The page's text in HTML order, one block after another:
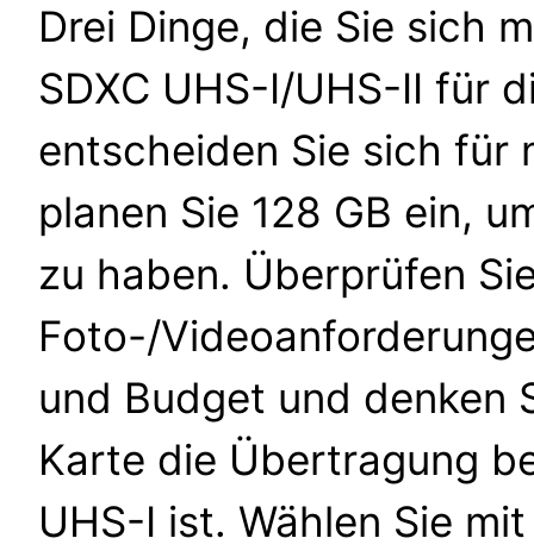
Drei Dinge, die Sie sich
SDXC UHS-I/UHS-II für
entscheiden Sie sich für
planen Sie 128 GB ein,
zu haben. Überprüfen
Foto-/
und Budget und denken
Karte die Übertragung
UHS-I ist. Wählen Sie